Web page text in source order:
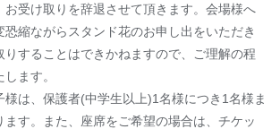
お受け取りを辞退させて頂きます。会場様へ
縮ながらスタンド花のお申し出をいただき
りすることはできかねますので、ご理解の程
ます。
様は、保護者(中学生以上)1名様につき1名様ま
ます。また、座席をご希望の場合は、チケッ